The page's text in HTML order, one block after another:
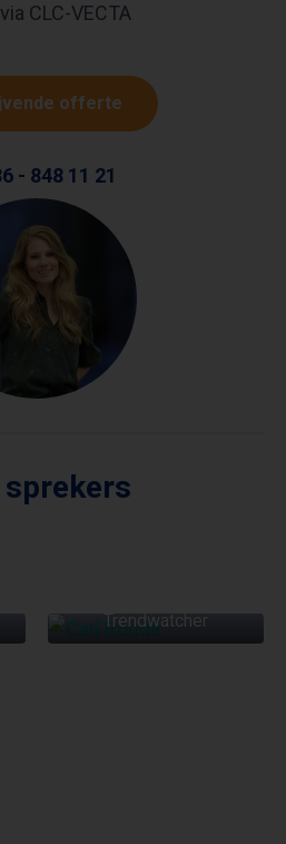
via CLC-VECTA
offerte
- 848 11 21
Trendwatcher